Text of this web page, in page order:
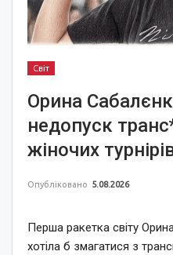
Світ
Орина
недопуск
жіночих
Опубліковано 5.08.2026
Перша ракетка світу
хотіла б змагатися з